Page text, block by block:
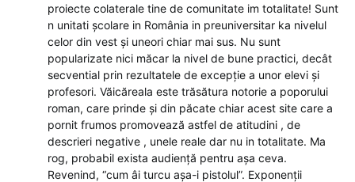
proiecte colaterale tine de comunitate im totalitate! Sunt
n unitati școlare in România in preuniversitar ka nivelul
celor din vest și uneori chiar mai sus. Nu sunt
popularizate nici măcar la nivel de bune practici, decât
secvential prin rezultatele de excepție a unor elevi și
profesori. Văicăreala este trăsătura notorie a poporului
roman, care prinde și din păcate chiar acest site care a
pornit frumos promovează astfel de atitudini , de
descrieri negative , unele reale dar nu in totalitate. Ma
rog, probabil exista audiență pentru așa ceva.
Revenind, “cum âi turcu așa-i pistolul”. Exponenții